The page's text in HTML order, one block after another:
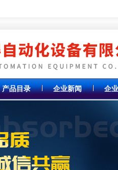
产品目录 企业新闻 企